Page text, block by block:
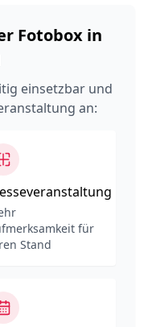
Fotobox in
einsetzbar und
an:
für
Stand